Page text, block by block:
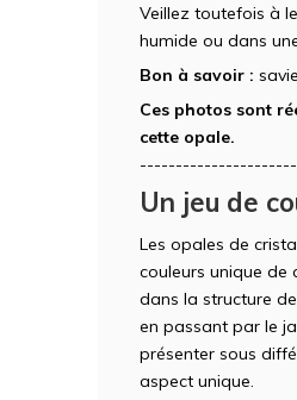
Veillez toutefois à
humide ou dans
Bon à savoir :
Ces photos sont
cette opale.
Un jeu de
Les opales de
couleurs unique de
dans la structure
en passant par le
présenter sous
aspect unique.